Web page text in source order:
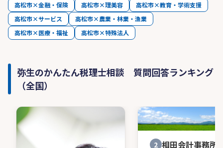
高松市×金融・保険
高松市×理美容
高松市×教育・学術支援
高松市×サービス
高松市×農業・林業・漁業
高松市×医療・福祉
高松市×特殊法人
弥生のかんたん税理士相談 質問回答ランキング
（全国）
2 相田会計事務所